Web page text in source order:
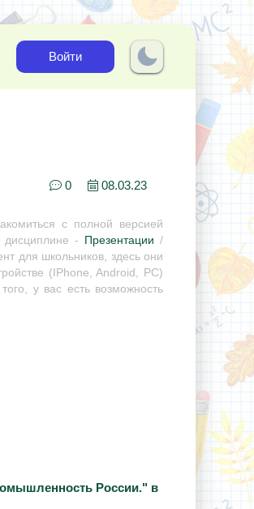
Войти
0 08.03.23
с полной версией
- Презентации /
для школьников, здесь они
(IPhone, Android, PC)
у вас есть возможность
России." в